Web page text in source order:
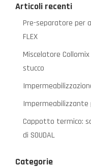
Articoli recenti
Pre-separatore per
FLEX
Miscelatore
stucco
Impermeabilizzante
Cappotto termico:
di SOUDAL
Categorie